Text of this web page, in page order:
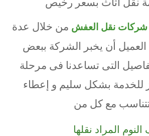
نقل اثاث بسعر رخيص
شركات نقل العفش من خلال عدة
أن يخبر الشركة ببعض
التى تساعدنا فى مرحلة
للخدمة بشكل سليم و إعطاء
تتناسب مع كل من
المراد نقلها